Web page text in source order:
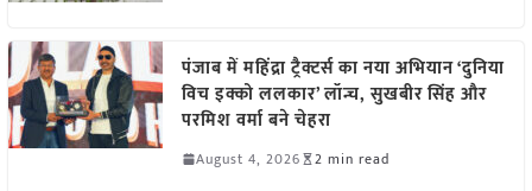
पंजाब में महिंद्रा ट्रैक्टर्स का नया अभियान ‘दुनिया
विच इक्को ललकार’ लॉन्च, सुखबीर सिंह और
परमिश वर्मा बने चेहरा
August 4, 2026 2 min read